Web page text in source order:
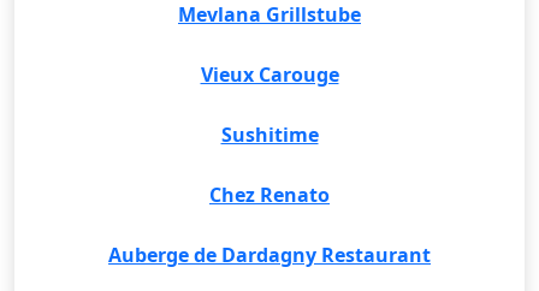
Mevlana Grillstube
Vieux Carouge
Sushitime
Chez Renato
Auberge de Dardagny Restaurant